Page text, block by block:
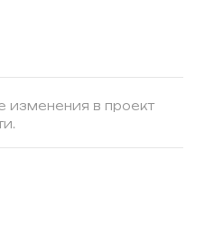
в проект